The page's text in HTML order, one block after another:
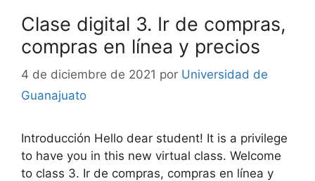
Clase digital 3. Ir de compras,
compras en línea y precios
4 de diciembre de 2021 por Universidad de
Guanajuato
Introducción Hello dear student! It is a privilege
to have you in this new virtual class. Welcome
to class 3. Ir de compras, compras en línea y